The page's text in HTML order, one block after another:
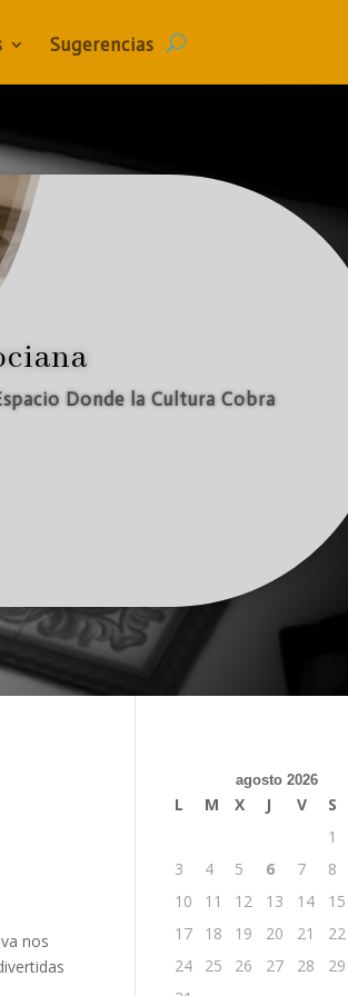
Sugerencias
Donde la Cultura Cobra
nos
agosto 2026
L M X J V S
1
3
4 5 6 7 8
10
11 12 13 14 15
17
18 19 20 21 22
24
25 26 27 28 29